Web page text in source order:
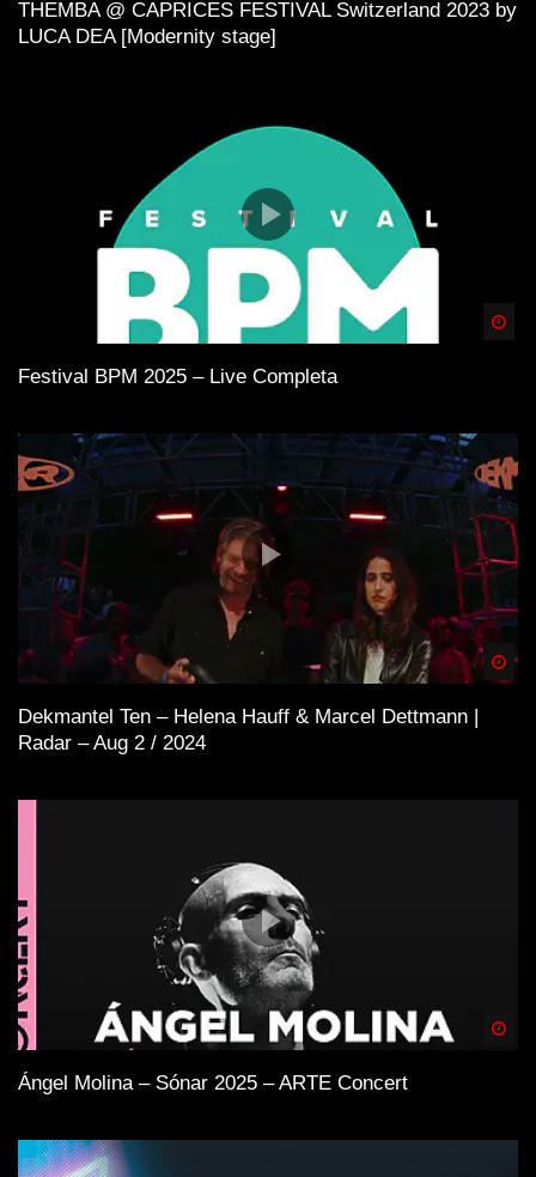
THEMBA @ CAPRICES FESTIVAL Switzerland 2023 by
LUCA DEA [Modernity stage]
Festival BPM 2025 – Live Completa
Dekmantel Ten – Helena Hauff & Marcel Dettmann |
Radar – Aug 2 / 2024
Ángel Molina – Sónar 2025 – ARTE Concert